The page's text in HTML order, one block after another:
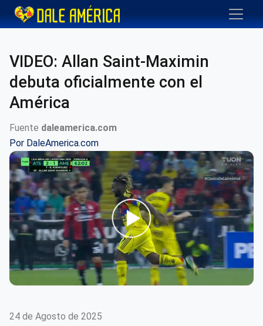
VIDEO: Allan Saint-Maximin
debuta oficialmente con el
América
Fuente daleamerica.com
Por DaleAmerica.com
24 de Agosto de 2025